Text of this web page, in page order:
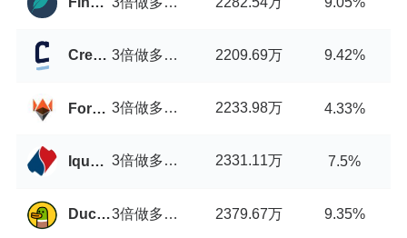
CredoEx 3倍做多小市值山寨币指数币/USDT 2209.69万 9.42%
ForkDelta 3倍做多小市值山寨币指数币/USDT 2233.98万 4.33%
Iquant 3倍做多小市值山寨币指数币/USDT 2331.11万 7.5%
DuckSwap 3倍做多小市值山寨币指数币/USDT 2379.67万 9.35%